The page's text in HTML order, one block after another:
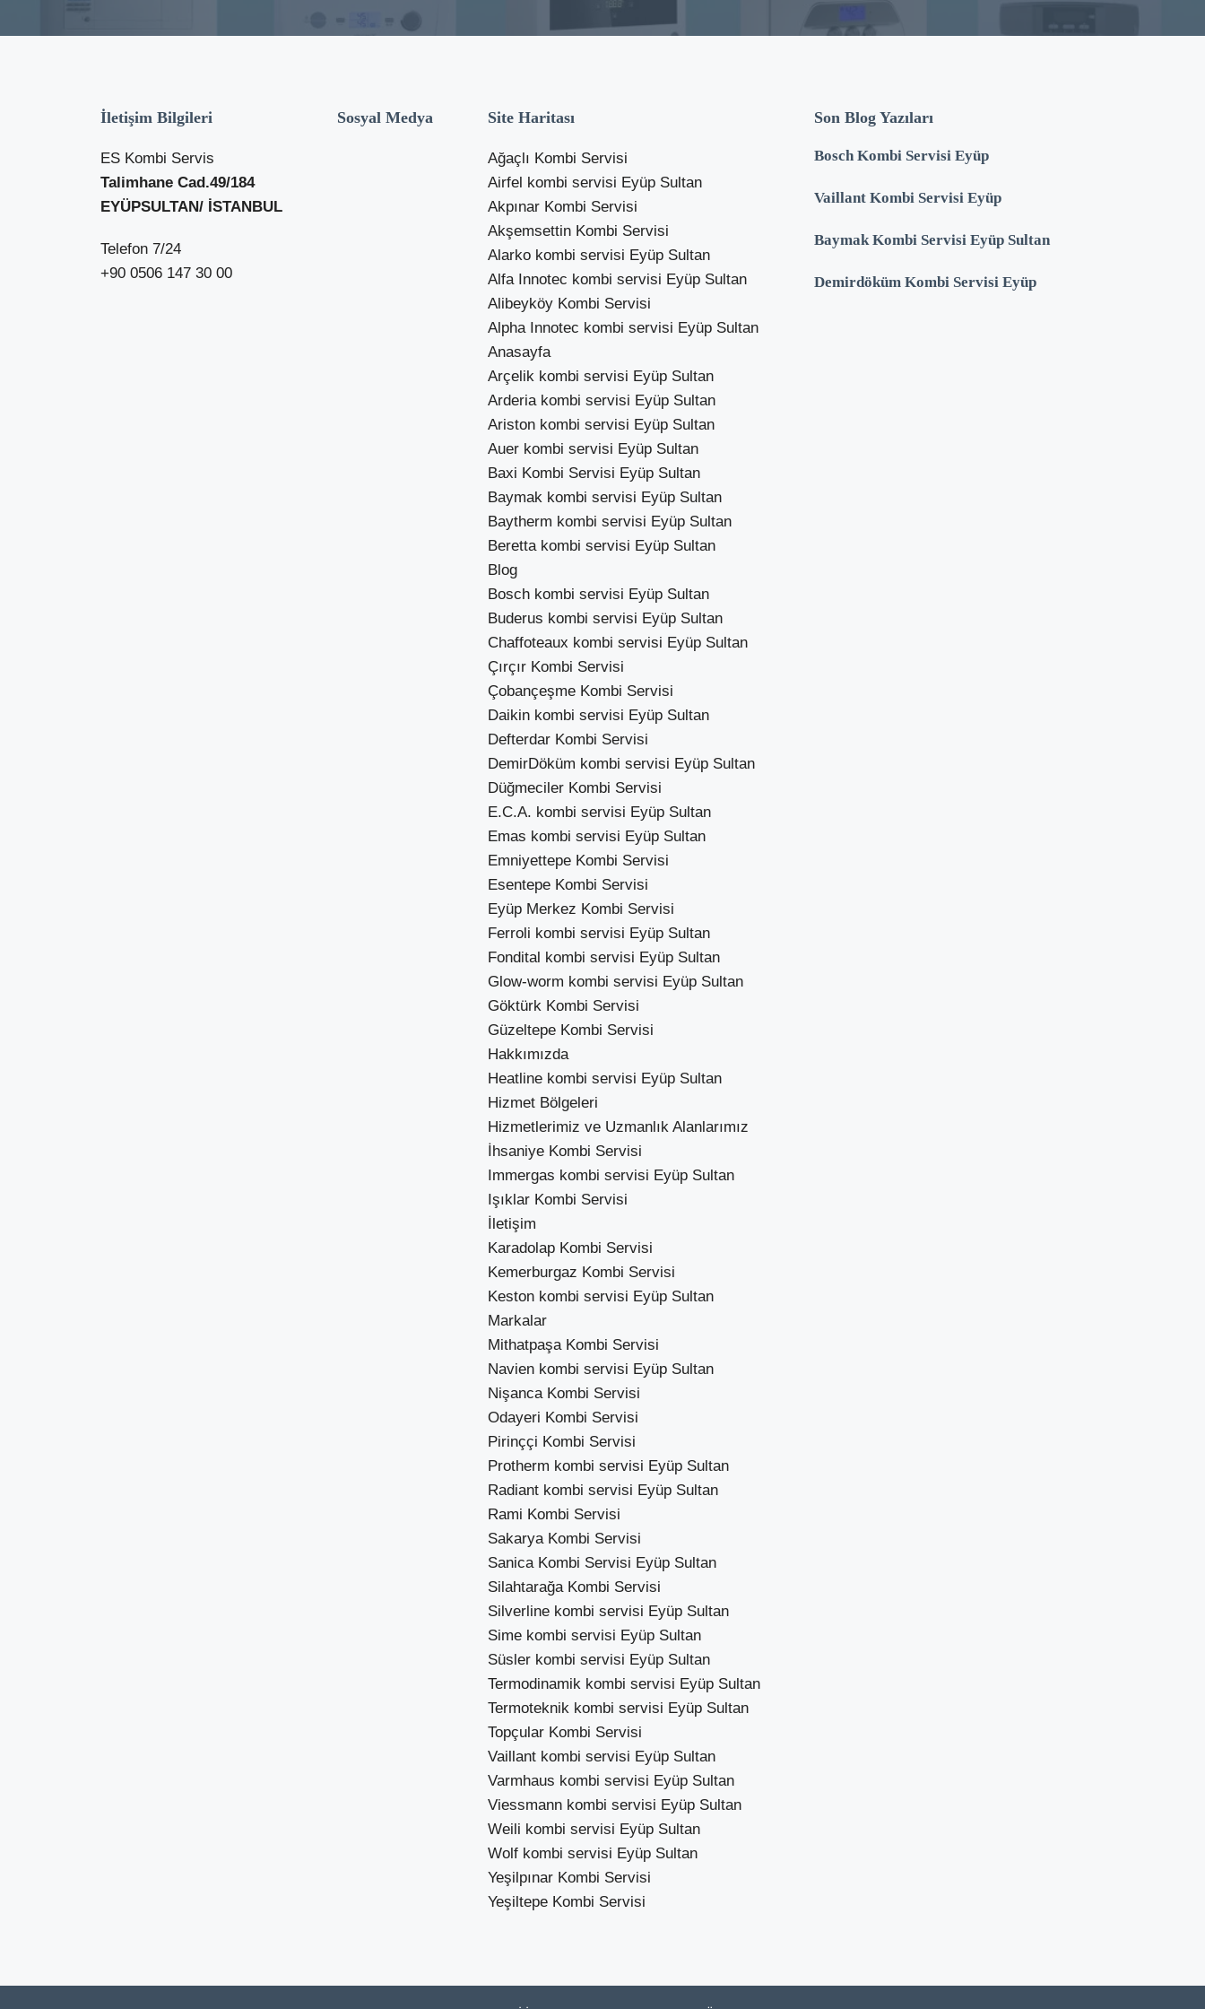
İletişim Bilgileri
ES Kombi Servis
Talimhane Cad.49/184
EYÜPSULTAN/ İSTANBUL
Telefon 7/24
+90 0506 147 30 00
Sosyal Medya Site Haritası
Ağaçlı Kombi Servisi
Airfel kombi servisi Eyüp Sultan
Akpınar Kombi Servisi
Akşemsettin Kombi Servisi
Alarko kombi servisi Eyüp Sultan
Alfa Innotec kombi servisi Eyüp Sultan
Alibeyköy Kombi Servisi
Alpha Innotec kombi servisi Eyüp Sultan
Anasayfa
Arçelik kombi servisi Eyüp Sultan
Arderia kombi servisi Eyüp Sultan
Ariston kombi servisi Eyüp Sultan
Auer kombi servisi Eyüp Sultan
Baxi Kombi Servisi Eyüp Sultan
Baymak kombi servisi Eyüp Sultan
Baytherm kombi servisi Eyüp Sultan
Beretta kombi servisi Eyüp Sultan
Blog
Bosch kombi servisi Eyüp Sultan
Buderus kombi servisi Eyüp Sultan
Chaffoteaux kombi servisi Eyüp Sultan
Çırçır Kombi Servisi
Çobançeşme Kombi Servisi
Daikin kombi servisi Eyüp Sultan
Defterdar Kombi Servisi
DemirDöküm kombi servisi Eyüp Sultan
Düğmeciler Kombi Servisi
E.C.A. kombi servisi Eyüp Sultan
Emas kombi servisi Eyüp Sultan
Emniyettepe Kombi Servisi
Esentepe Kombi Servisi
Eyüp Merkez Kombi Servisi
Ferroli kombi servisi Eyüp Sultan
Fondital kombi servisi Eyüp Sultan
Glow-worm kombi servisi Eyüp Sultan
Göktürk Kombi Servisi
Güzeltepe Kombi Servisi
Hakkımızda
Heatline kombi servisi Eyüp Sultan
Hizmet Bölgeleri
Hizmetlerimiz ve Uzmanlık Alanlarımız
İhsaniye Kombi Servisi
Immergas kombi servisi Eyüp Sultan
Işıklar Kombi Servisi
İletişim
Karadolap Kombi Servisi
Kemerburgaz Kombi Servisi
Keston kombi servisi Eyüp Sultan
Markalar
Mithatpaşa Kombi Servisi
Navien kombi servisi Eyüp Sultan
Nişanca Kombi Servisi
Odayeri Kombi Servisi
Pirinççi Kombi Servisi
Protherm kombi servisi Eyüp Sultan
Radiant kombi servisi Eyüp Sultan
Rami Kombi Servisi
Sakarya Kombi Servisi
Sanica Kombi Servisi Eyüp Sultan
Silahtarağa Kombi Servisi
Silverline kombi servisi Eyüp Sultan
Sime kombi servisi Eyüp Sultan
Süsler kombi servisi Eyüp Sultan
Termodinamik kombi servisi Eyüp Sultan
Termoteknik kombi servisi Eyüp Sultan
Topçular Kombi Servisi
Vaillant kombi servisi Eyüp Sultan
Varmhaus kombi servisi Eyüp Sultan
Viessmann kombi servisi Eyüp Sultan
Weili kombi servisi Eyüp Sultan
Wolf kombi servisi Eyüp Sultan
Yeşilpınar Kombi Servisi
Yeşiltepe Kombi Servisi
Son Blog Yazıları
Bosch Kombi Servisi Eyüp
Vaillant Kombi Servisi Eyüp
Baymak Kombi Servisi Eyüp Sultan
Demirdöküm Kombi Servisi Eyüp